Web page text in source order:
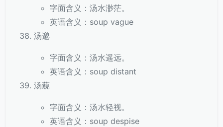
字面含义：汤水渺茫。
英语含义：soup vague
汤邈
字面含义：汤水遥远。
英语含义：soup distant
汤藐
字面含义：汤水轻视。
英语含义：soup despise